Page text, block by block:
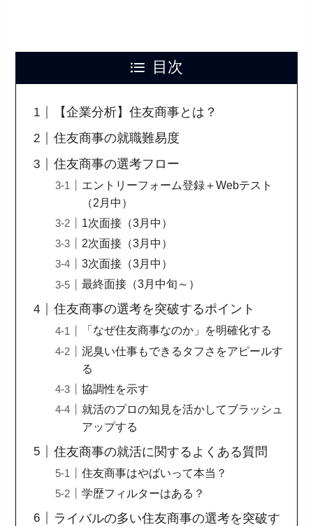
目次
【企業分析】住友商事とは？
住友商事の就職難易度
住友商事の選考フロー
エントリーフォーム登録＋Webテスト
（2月中）
1次面接（3月中）
2次面接（3月中）
3次面接（3月中）
最終面接（3月中旬～）
住友商事の選考を突破するポイント
「なぜ住友商事なのか」を明確化する
泥臭い仕事もできるタフさをアピールす
る
協調性を示す
就活のプロの知見を活かしてブラッシュ
アップする
住友商事の就活に関するよくある質問
住友商事はやばいって本当？
学歴フィルターはある？
ライバルの多い住友商事の選考を突破す